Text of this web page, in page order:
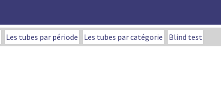
Les tubes par période Les tubes par catégorie Blind test